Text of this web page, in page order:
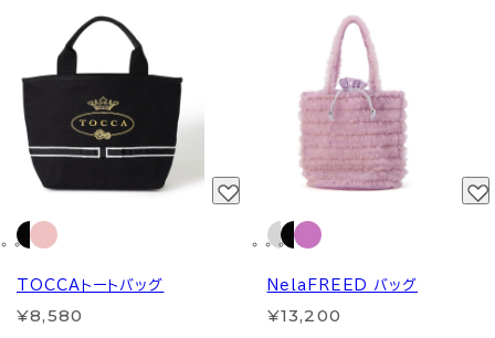
TOCCAトートバッグ
¥8,580
NelaFREED バッグ
¥13,200